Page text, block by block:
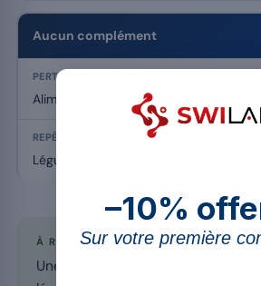
Aucun complément
Alimentation déjà riche en magnésium
Légumes verts, légumineuses,
À RETENIR
Une alimentation variée riche en
–10%
Sur votre première